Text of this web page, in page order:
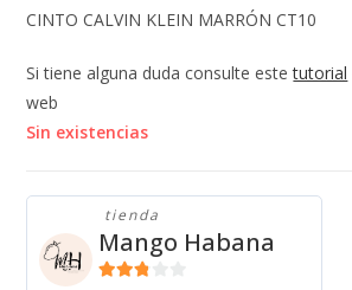
CINTO CALVIN KLEIN MARRÓN CT10
Si tiene alguna duda consulte estetutorial
web
Sin existencias
tienda
Mango Habana